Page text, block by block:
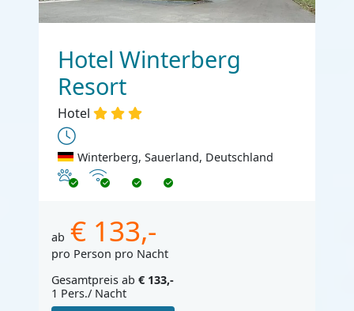
Hotel Winterberg
Resort
Hotel
Winterberg, Sauerland, Deutschland
Haustiere erlaubt
Internet
ab € 133,-
pro Person pro Nacht
Gesamtpreis ab € 133,-
1 Pers./ Nacht